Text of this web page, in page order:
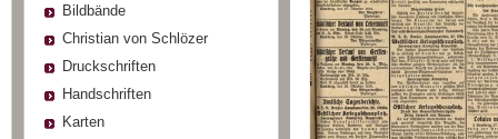
Bildbände
Christian von Schlözer
Druckschriften
Handschriften
Karten